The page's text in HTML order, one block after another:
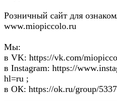
Розничный сайт для
www.miopiccolo.ru
Мы:
в VK: https://vk.com/
в Instagram: https://
hl=ru ;
в ОК: https://ok.ru/group/